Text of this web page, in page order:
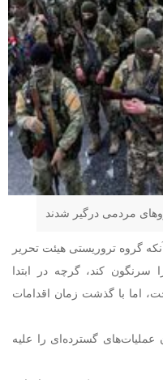
مردمی درگیر شدند
گروه تروریستی هیئت تحریر
کند، گرچه در ابتدا
اما با گذشت زمان اقدامات
گسترده‌ای را علیه